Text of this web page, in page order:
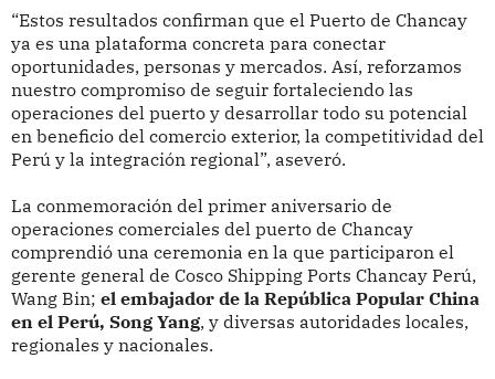
“Estos resultados confirman que el Puerto de Chancay
ya es una plataforma concreta para conectar
oportunidades, personas y mercados. Así, reforzamos
nuestro compromiso de seguir fortaleciendo las
operaciones del puerto y desarrollar todo su potencial
en beneficio del comercio exterior, la competitividad del
Perú y la integración regional”, aseveró.
La conmemoración del primer aniversario de
operaciones comerciales del puerto de Chancay
comprendió una ceremonia en la que participaron el
gerente general de Cosco Shipping Ports Chancay Perú,
Wang Bin; el embajador de la República Popular China
en el Perú, Song Yang, y diversas autoridades locales,
regionales y nacionales.